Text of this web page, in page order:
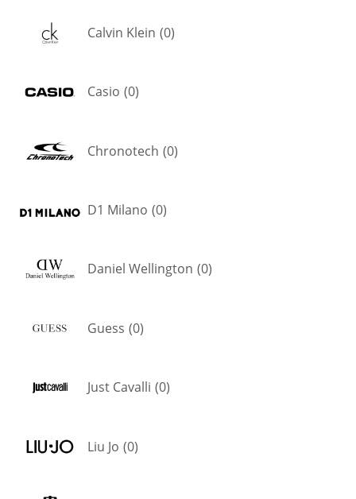
Calvin Klein (0)
Casio (0)
Chronotech (0)
D1 Milano (0)
Daniel Wellington (0)
Guess (0)
Just Cavalli (0)
Liu Jo (0)